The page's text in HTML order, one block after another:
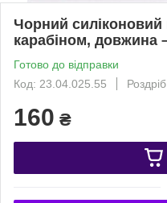
Чорний силіконовий
карабіном, довжина
Готово до відправки
Код: 23.04.025.55
Роздріб
160 ₴